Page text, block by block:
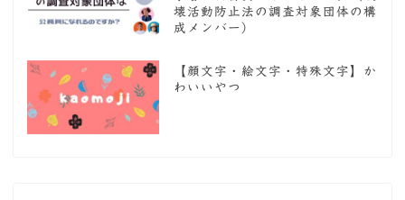
壊活動防止法の調査対象団体の構
成メンバー）
【顔文字・絵文字・特殊文字】か
わいいやつ